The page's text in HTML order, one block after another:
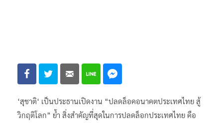
‘สุชาติ‘ เป็นประธานเปิดงาน “ปลดล็อคอนาคตประเทศไทย สู้
วิกฤติโลก” ย้ำ สิ่งสำคัญที่สุดในการปลดล็อกประเทศไทย คือ